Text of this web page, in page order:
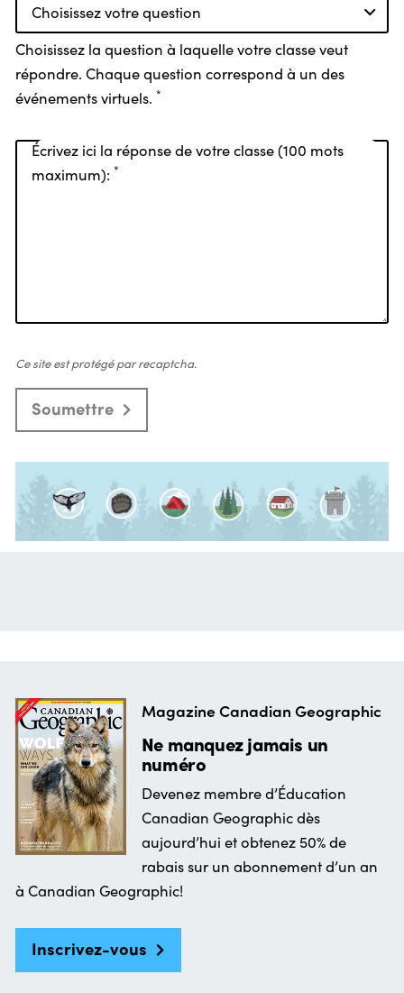
Choisissez votre question
Choisissez la question à laquelle votre classe veut
répondre. Chaque question correspond à un des
événements virtuels. *
Écrivez ici la réponse de votre classe (100 mots
maximum):*
Ce site est protégé par recaptcha.
Soumettre
Magazine Canadian Geographic
Ne manquez jamais un
numéro
Devenez membre d’Éducation
Canadian Geographic dès
aujourd’hui et obtenez 50% de
rabais sur un abonnement d’un an
à Canadian Geographic!
Inscrivez-vous